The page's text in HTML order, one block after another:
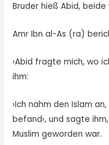
Bruder hieß Abid,
Amr Ibn al-As (ra)
›Abid fragte mich, wo
ihm:
›Ich nahm den Islam
befand‹, und sagte
Muslim geworden war.